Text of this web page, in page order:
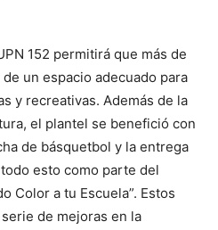
152 permitirá que más de
un espacio adecuado para
y recreativas. Además de la
el plantel se benefició con
de básquetbol y la entrega
esto como parte del
Color a tu Escuela”. Estos
de mejoras en la